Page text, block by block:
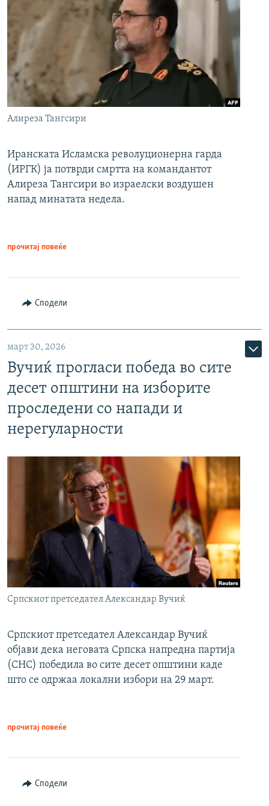
Алиреза Тангсири
Иранската Исламска револуционерна гарда
(ИРГК) ја потврди смртта на командантот
Алиреза Тангсири во израелски воздушен
напад минатата недела.
прочитај повеќе
Сподели
март 30, 2026
Вучиќ прогласи победа во сите
десет општини на изборите
проследени со напади и
нерегуларности
Српскиот претседател Александар Вучиќ
Српскиот претседател Александар Вучиќ
објави дека неговата Српска напредна партија
(СНС) победила во сите десет општини каде
што се одржаа локални избори на 29 март.
прочитај повеќе
Сподели